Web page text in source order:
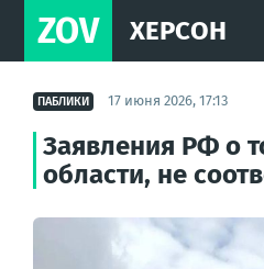
ZOV ХЕРСОН
ПАБЛИКИ 17 июня 2026, 17:13
Заявления РФ о
области, не